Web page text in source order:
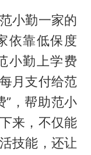
小勤一家的
依靠低保度
小勤上学费
月支付给范
”，帮助范小
来，不仅能
技能，还让